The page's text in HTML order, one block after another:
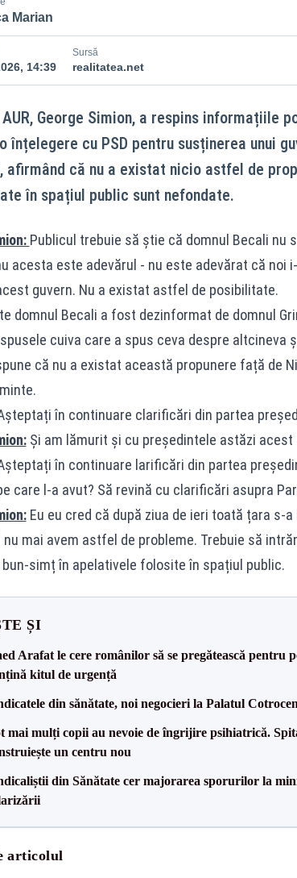
Marian
14:39
Sursă
realitatea.net
George Simion, a respins informațiile
înțelegere cu PSD pentru susținerea unui
afirmând că nu a existat nicio astfel de
în spațiul public sunt nefondate.
Publicul trebuie să știe că domnul Becali nu
acesta este adevărul - nu este adevărat că noi
guvern. Nu a existat astfel de posibilitate.
domnul Becali a fost dezinformat de domnul
cuiva care a spus ceva despre altcineva
că nu a existat această propunere față de
în continuare clarificări din partea
Și am lămurit și cu președintele astăzi acest
în continuare larificări din partea
care l-a avut? Să revină cu clarificări asupra
Eu eu cred că după ziua de ieri toată țara s-
mai avem astfel de probleme. Trebuie să
bun-simț în apelativele folosite în spațiul public.
ȘI
Arafat le cere românilor să se pregătească pentru
kitul de urgență
din sănătate, noi negocieri la Palatul
mai mulți copii au nevoie de îngrijire psihiatrică.
un centru nou
din Sănătate cer majorarea sporurilor la
articolul